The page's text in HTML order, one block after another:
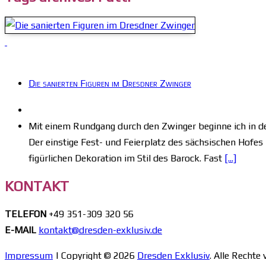
Die sanierten Figuren im Dresdner Zwinger
Mit einem Rundgang durch den Zwinger beginne ich in
Der einstige Fest- und Feierplatz des sächsischen
figürlichen Dekoration im Stil des Barock. Fast [...]
KONTAKT
TELEFON +49 351-309 320 56
E-MAIL kontakt@dresden-exklusiv.de
Impressum | Copyright © 2026 Dresden Exklusiv. Alle